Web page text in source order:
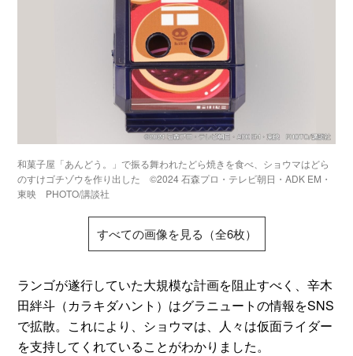
和菓子屋「あんどう。」で振る舞われたどら焼きを食べ、ショウマはどら
のすけゴチゾウを作り出した ©2024 石森プロ・テレビ朝日・ADK EM・
東映 PHOTO/講談社
すべての画像を見る（全6枚）
ランゴが遂行していた大規模な計画を阻止すべく、辛木
田絆斗（カラキダハント）はグラニュートの情報をSNS
で拡散。これにより、ショウマは、人々は仮面ライダー
を支持してくれていることがわかりました。